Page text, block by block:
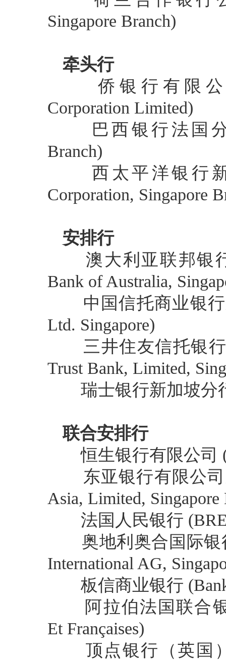
Singapore Branch)
牵头行
侨银行有限公司
Corporation Limited)
巴西银行法国分
Branch)
西太平洋银行新
Corporation, Singapore
安排行
澳大利亚联邦银行
Bank of Australia,
中国信托商业银行
Ltd. Singapore)
三井住友信托银行
Trust Bank, Limited,
瑞士银行新加坡分
联合安排行
恒生银行有限公司
东亚银行有限公司
Asia, Limited, Singapore
法国人民银行
奥地利奥合国际银
International AG,
板信商业银行
阿拉伯法国联合银
Et Françaises)
顶点银行（英国